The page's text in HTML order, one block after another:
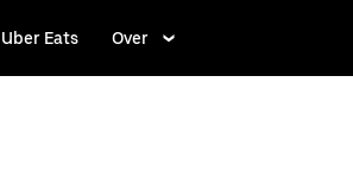
Uber Eats Over